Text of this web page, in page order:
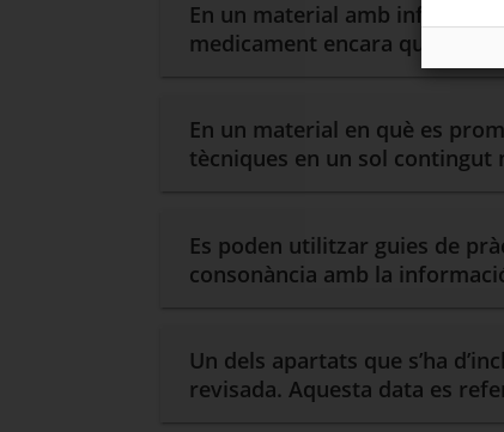
En un material amb
medicament encara que no
En un material en què es
tècniques en un sol contingut
Es poden utilitzar guies de
consonància amb la
Un dels apartats que s’ha
revisada. Aquesta data es